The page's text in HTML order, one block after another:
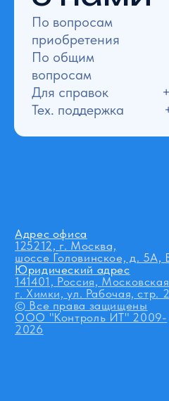
Адрес офиса
125212, г. Москва,
шоссе Головинское, д. 5А, БЦ
Юридический адрес
141401, Россия, Московская обл.,
г. Химки, ул. Рабочая, стр. 2А/7, к.
© Все права защищены